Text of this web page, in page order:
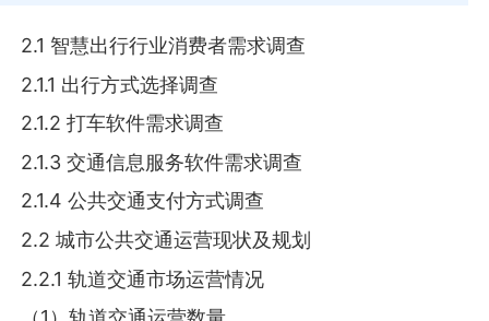
2.1 智慧出行行业消费者需求调查
2.1.1 出行方式选择调查
2.1.2 打车软件需求调查
2.1.3 交通信息服务软件需求调查
2.1.4 公共交通支付方式调查
2.2 城市公共交通运营现状及规划
2.2.1 轨道交通市场运营情况